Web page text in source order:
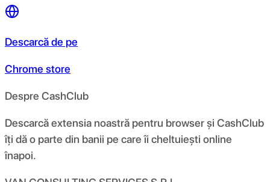
Descarcă de pe
Chrome store
Despre CashClub
Descarcă extensia noastră pentru browser și CashClub
îți dă o parte din banii pe care îi cheltuiești online
înapoi.